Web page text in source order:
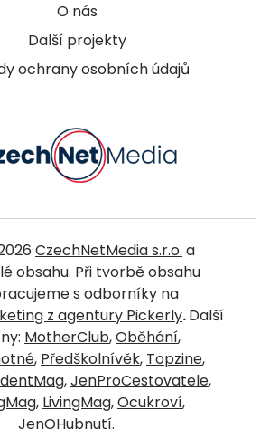
O nás
Další projekty
ochrany osobních údajů
CzechNetMedia s.r.o. a
obsahu. Při tvorbě obsahu
s odborníky na
z agentury Pickerly.Další
MotherClub,Oběhání,
, Předškolnívěk, Topzine,
,JenProCestovatele,
, LivingMag,Ocukroví,
JenOHubnutí.